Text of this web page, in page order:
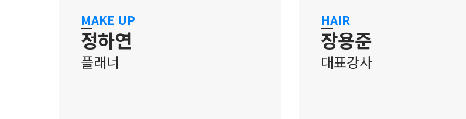
잠재력을 빛으로 이끄는 메이크업 멘토
메이크업 강사
MAKE UP
정하연
플래너
HAIR
장용준
대표강사